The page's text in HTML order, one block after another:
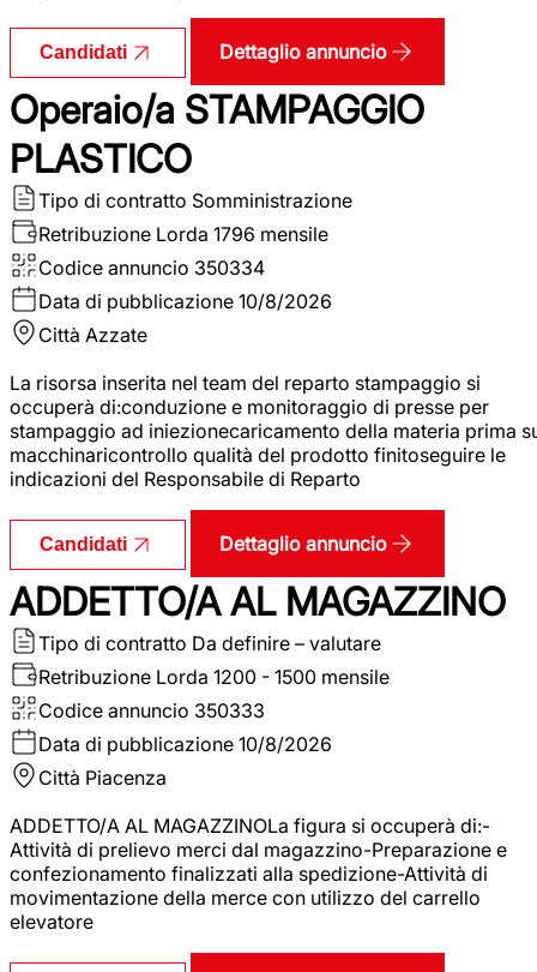
Candidati Dettaglio annuncio
Operaio/a STAMPAGGIO
PLASTICO
Tipo di contratto Somministrazione
Retribuzione Lorda 1796 mensile
Codice annuncio 350334
Data di pubblicazione 10/8/2026
Città Azzate
La risorsa inserita nel team del reparto stampaggio si
occuperà di:conduzione e monitoraggio di presse per
stampaggio ad iniezionecaricamento della materia prima
macchinaricontrollo qualità del prodotto finitoseguire le
indicazioni del Responsabile di Reparto
Candidati Dettaglio annuncio
ADDETTO/A AL MAGAZZINO
Tipo di contratto Da definire – valutare
Retribuzione Lorda 1200 - 1500 mensile
Codice annuncio 350333
Data di pubblicazione 10/8/2026
Città Piacenza
ADDETTO/A AL MAGAZZINOLa figura si occuperà di:-
Attività di prelievo merci dal magazzino-Preparazione e
confezionamento finalizzati alla spedizione-Attività di
movimentazione della merce con utilizzo del carrello
elevatore